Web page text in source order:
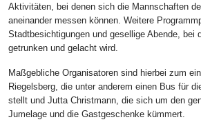
Aktivitäten, bei denen sich die Mannschaften
aneinander messen können. Weitere
Stadtbesichtigungen und gesellige Abende, bei
getrunken und gelacht wird.
Maßgebliche Organisatoren sind hierbei zum
Riegelsberg, die unter anderem einen Bus für
stellt und Jutta Christmann, die sich um den
Jumelage und die Gastgeschenke kümmert.